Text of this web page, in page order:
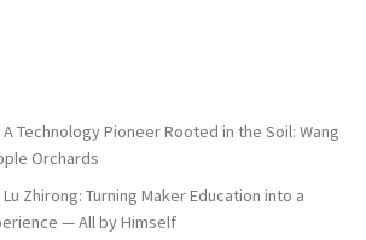
Technology Pioneer Rooted in the Soil: Wang
Orchards
Zhirong: Turning Maker Education into a
— All by Himself